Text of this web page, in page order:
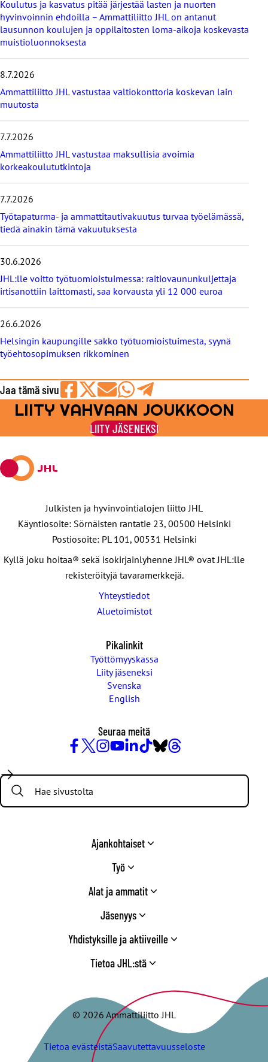
a
v
i
i
i
s
i
ä
t
u
u
t
i
e
t
Koulutus ja kasvatus pitää järjestää lasten ja nuorten
hyvinvoinnin ehdoilla – Ammattiliitto JHL on antanut
lausunnon koulujen ja oppilaitosten loma-aikoja koskevasta
muistioluonnoksesta
8.7.2026
Ammattiliitto JHL vastustaa valtiokonttoria koskevan lain
muutosta
7.7.2026
Ammattiliitto JHL vastustaa maksullisia avoimia
korkeakoulututkintoja
7.7.2026
Työtapaturma- ja ammattitautivakuutus turvaa työelämässä,
tiedä ainakin tämä vakuutuksesta
30.6.2026
JHL:lle voitto työtuomioistuimessa: raitiovaununkuljettaja
irtisanottiin laittomasti, saa korvausta yli 12 000 euroa
26.6.2026
Helsingin kaupungille sakko työtuomioistuimesta, syynä
työehtosopimuksen rikkominen
Jaa tämä sivu
Jaa
Facebookissa
Jaa
viestipalvelu
X:ssä
Jaa
sähköpostilla
Jaa
WhatsAppilla
Jaa
Telegramilla
LIITY VAHVAAN JOUKKOON
LIITY JÄSENEKSI
Julkisten ja hyvinvointialojen liitto JHL
Käyntiosoite: Sörnäisten rantatie 23, 00500 Helsinki
Postiosoite: PL 101, 00531 Helsinki
Kyllä joku hoitaa® sekä isokirjainlyhenne JHL® ovat JHL:lle
rekisteröityjä tavaramerkkejä.
Yhteystiedot
Aluetoimistot
Pikalinkit
Työttömyyskassa
Liity jäseneksi
Svenska
English
Seuraa meitä
/
Twitter
Search:
Ajankohtaiset
Työ
Alat ja ammatit
Jäsenyys
Yhdistyksille ja aktiiveille
Tietoa JHL:stä
© 2026 Ammattiliitto JHL
Tietoa evästeistäSaavutettavuusseloste